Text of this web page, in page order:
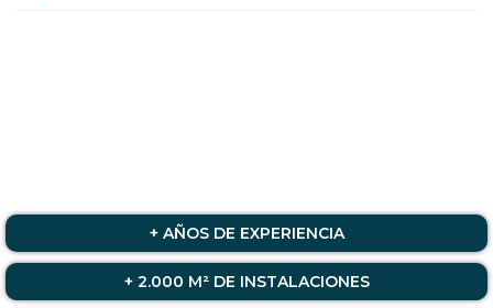
+ AÑOS DE EXPERIENCIA
+ 2.000 M² DE INSTALACIONES